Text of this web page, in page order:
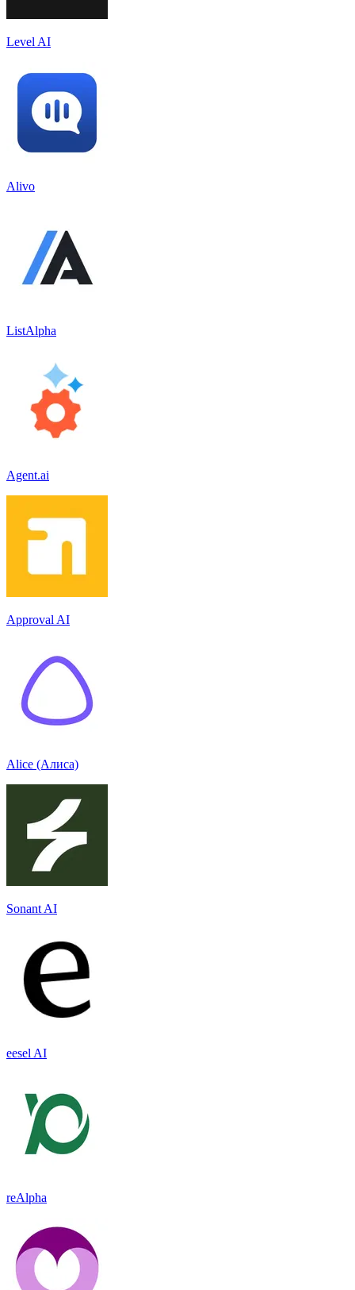
Level AI
Alivo
ListAlpha
Agent.ai
Approval AI
Alice (Алиса)
Sonant AI
eesel AI
reAlpha